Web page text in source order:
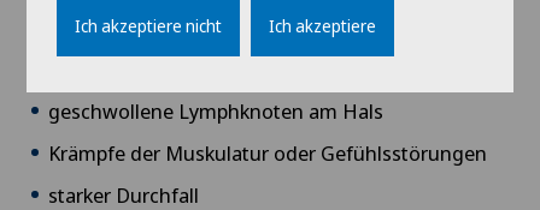
Zervikale Diskushernie
Bandscheibenvorfall Lendenwirbelsäule (LWS)
Atembeschwerden
geschwollene Lymphknoten am Hals
Krämpfe der Muskulatur oder Gefühlsstörungen
starker Durchfall
Ich akzeptiere nicht Ich akzeptiere